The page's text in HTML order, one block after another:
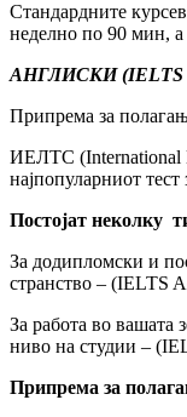
Стандардните
неделно по 90 мин,
АНГЛИСКИ (IELTS
Припрема за
ИЕЛТС (International
најпопуларниот тест
Постојат неколку
За додипломски и
странство – (IELTS
За работа во вашата
ниво на студии –
Припрема за